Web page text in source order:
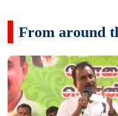
From around